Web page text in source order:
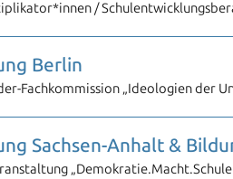
/
Berlin
Fachkommission „Ideologien der
Sachsen-Anhalt &